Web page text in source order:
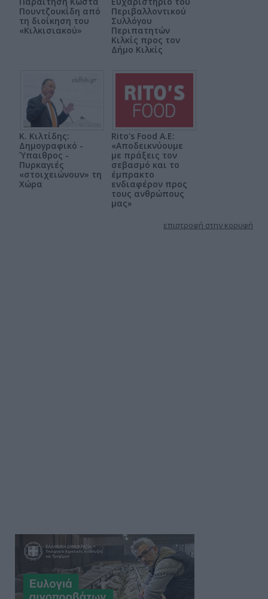
Πουντζουκίδη από
τη διοίκηση του
«Κιλκισιακού»
Περιβαλλοντικού
Συλλόγου
Περιπατητών
Κιλκίς προς τον
Δήμο Κιλκίς
Κ. Κιλτίδης:
Δημογραφικό -
Ύπαιθρος -
Πυρκαγιές
«στοιχειώνουν» τη
Χώρα
Rito's Food A.E:
«Αποδεικνύουμε
με πράξεις τον
σεβασμό και το
έμπρακτο
ενδιαφέρον προς
τους ανθρώπους
μας»
επιστροφή στην κορυφή